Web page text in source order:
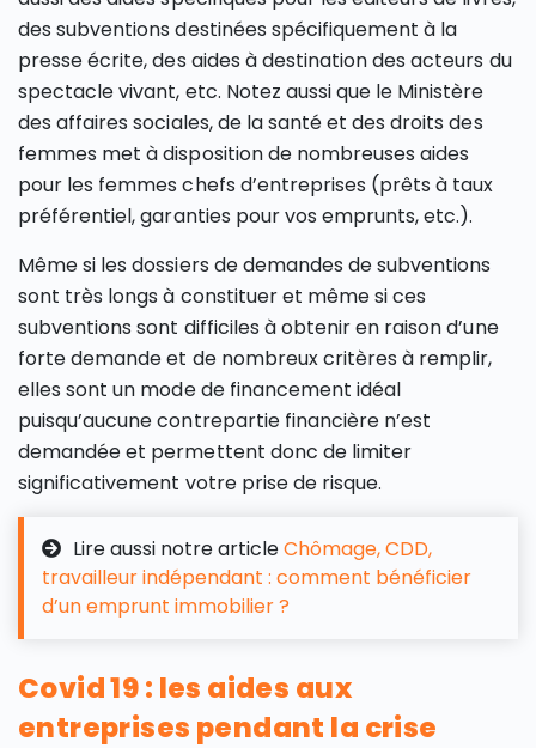
des subventions destinées spécifiquement à la
presse écrite, des aides à destination des acteurs du
spectacle vivant, etc. Notez aussi que le Ministère
des affaires sociales, de la santé et des droits des
femmes met à disposition de nombreuses aides
pour les femmes chefs d’entreprises (prêts à taux
préférentiel, garanties pour vos emprunts, etc.).
Même si les dossiers de demandes de subventions
sont très longs à constituer et même si ces
subventions sont difficiles à obtenir en raison d’une
forte demande et de nombreux critères à remplir,
elles sont un mode de financement idéal
puisqu’aucune contrepartie financière n’est
demandée et permettent donc de limiter
significativement votre prise de risque.
Lire aussi notre articleChômage, CDD,
travailleur indépendant : comment bénéficier
d’un emprunt immobilier ?
Covid 19 : les aides aux
entreprises pendant la crise